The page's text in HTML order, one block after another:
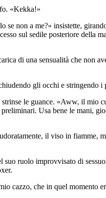
«Kekka!»
se non a me?» insistette,
sul sedile posteriore
di una sensualità che non
gli occhi e stringendo i
le guance. «Aww, il mio
Usa bene le mani,
il viso in fiamme,
suo ruolo improvvisato di
cazzo, che in quel momento